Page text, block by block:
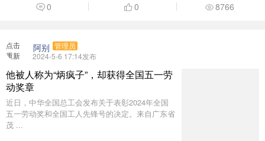
0 0 8766
点击
重新
阿别 管理员
2024-5-6 17:14发布
他被人称为“炳疯子”，却获得全国五一劳
动奖章
近日，中华全国总工会发布关于表彰2024年全国
五一劳动奖和全国工人先锋号的决定。来自广东省
茂 ...